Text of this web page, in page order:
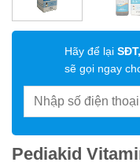
Hãy để lại
sẽ gọi ngay
Pediakid